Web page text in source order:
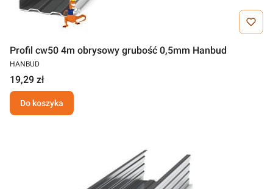
Profil cw50 4m obrysowy grubość 0,5mm Hanbud
HANBUD
19,29 zł
Do koszyka